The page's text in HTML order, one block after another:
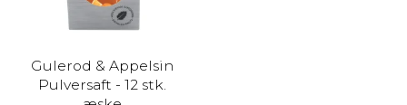
Gulerod & Appelsin
Pulversaft - 12 stk.